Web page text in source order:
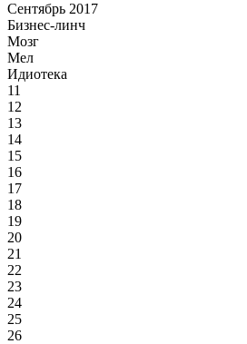
Сентябрь 2017
Бизнес-линч
Мозг
Мел
Идиотека
11
12
13
14
15
16
17
18
19
20
21
22
23
24
25
26